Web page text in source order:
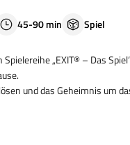
45-90 min Spiel
„EXIT® – Das
und das Geheimnis um